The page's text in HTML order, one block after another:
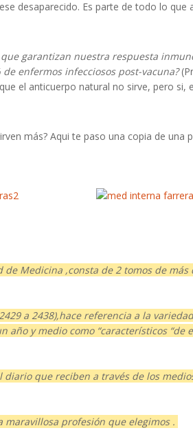
desaparecido. Es parte de todo lo que
garantizan nuestra respuesta
enfermos infecciosos post-vacuna?
el anticuerpo natural no sirve, pero si,
más? Aqui te paso una copia de una
Medicina ,consta de 2 tomos de más
a 2438),hace referencia a la
y medio como “característicos “de
diario que reciben a través de los
profesión que elegimos .